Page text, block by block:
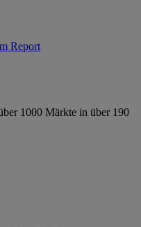
Report
1000 Märkte in über 190